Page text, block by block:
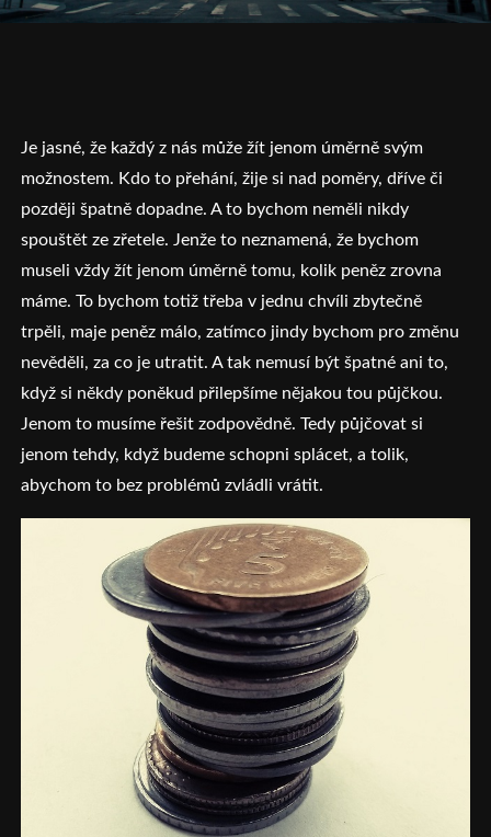
Je jasné, že každý z nás může žít jenom úměrně svým
možnostem. Kdo to přehání, žije si nad poměry, dříve či
později špatně dopadne. A to bychom neměli nikdy
spouštět ze zřetele. Jenže to neznamená, že bychom
museli vždy žít jenom úměrně tomu, kolik peněz zrovna
máme. To bychom totiž třeba v jednu chvíli zbytečně
trpěli, maje peněz málo, zatímco jindy bychom pro změnu
nevěděli, za co je utratit. A tak nemusí být špatné ani to,
když si někdy poněkud přilepšíme nějakou tou půjčkou.
Jenom to musíme řešit zodpovědně. Tedy půjčovat si
jenom tehdy, když budeme schopni splácet, a tolik,
abychom to bez problémů zvládli vrátit.